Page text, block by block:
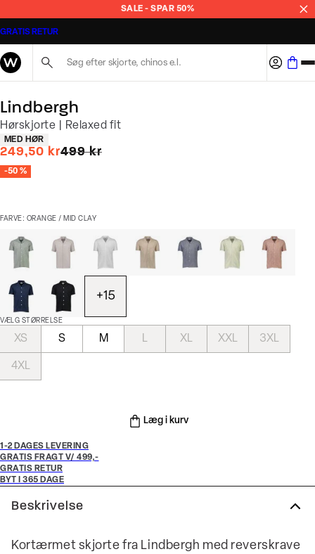
SALE - SPAR 50%
GRATIS RETUR
Lindbergh
Hørskjorte | Relaxed fit
Produkt egenskaber
MED HØR
249,50 krI alt (uden rabat)
499 kr
-50 %
FARVE: ORANGE / MID CLAY
+15
VÆLG STØRRELSE
XS S M L XL XXL 3XL
4XL
Læg i kurv
1-2 DAGES LEVERING
GRATIS FRAGT V/ 499,-
GRATIS RETUR
BYT I 365 DAGE
Beskrivelse
Kortærmet skjorte fra Lindbergh med reverskrave